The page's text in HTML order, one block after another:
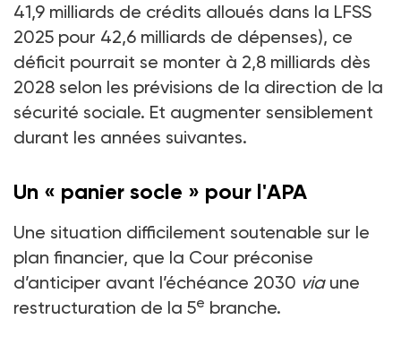
41,9 milliards de crédits alloués dans la LFSS
2025 pour 42,6 milliards de dépenses), ce
déficit pourrait se monter à 2,8 milliards dès
2028 selon les prévisions de la direction de la
sécurité sociale. Et augmenter sensiblement
durant les années suivantes.
Un « panier socle » pour l'APA
Une situation difficilement soutenable sur le
plan financier, que la Cour préconise
d’anticiper avant l’échéance 2030 viaune
restructuration de la 5e branche.